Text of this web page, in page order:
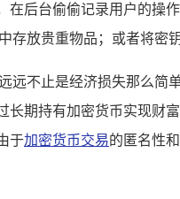
在后台偷偷记录用户的操
存放贵重物品；或者将密
远不止是经济损失那么
长期持有加密货币实现财
于加密货币交易的匿名性